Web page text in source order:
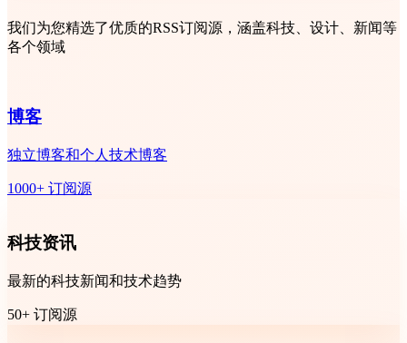
我们为您精选了优质的RSS订阅源，涵盖科技、设计、新闻等
各个领域
博客
独立博客和个人技术博客
1000+ 订阅源
科技资讯
最新的科技新闻和技术趋势
50+ 订阅源